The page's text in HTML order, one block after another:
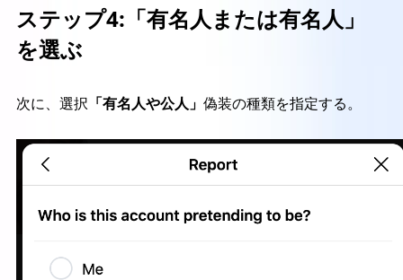
ステップ4: 「有名人または有名人」
を選ぶ
次に、選択 「有名人や公人」 偽装の種類を指定する。